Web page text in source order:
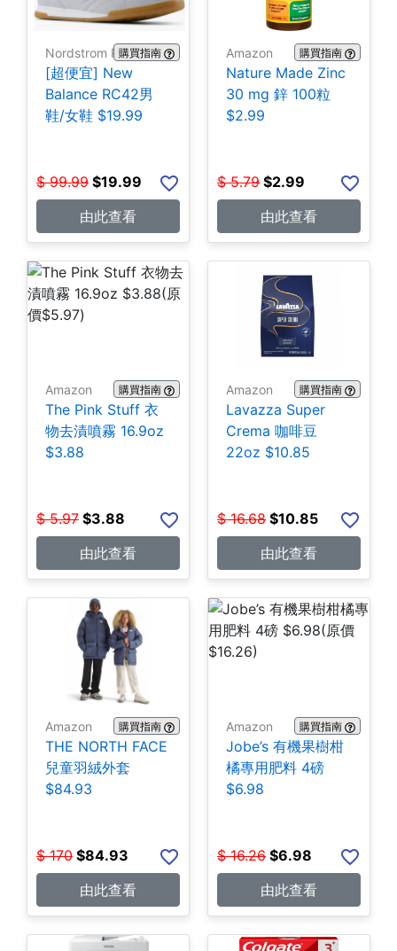
Nordstrom Rack購買指南
[超便宜] New
Balance RC42男
鞋/女鞋 $19.99
$ 99.99 $19.99
由此查看
Amazon 購買指南
Nature Made Zinc
30 mg 鋅 100粒
$2.99
$ 5.79 $2.99
由此查看
Amazon 購買指南
The Pink Stuff 衣
物去漬噴霧 16.9oz
$3.88
$ 5.97 $3.88
由此查看
Amazon 購買指南
Lavazza Super
Crema 咖啡豆
22oz $10.85
$ 16.68 $10.85
由此查看
Amazon 購買指南
THE NORTH FACE
兒童羽絨外套
$84.93
$ 170 $84.93
由此查看
Amazon 購買指南
Jobe’s 有機果樹柑
橘專用肥料 4磅
$6.98
$ 16.26 $6.98
由此查看